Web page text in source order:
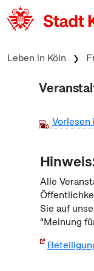
zum Inhalt springen
Leben in Köln
Vorlesen
Alle
Sie auf
"Meinung